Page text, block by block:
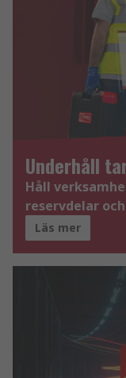
Underhåll
Håll
reservdelar
Läs mer